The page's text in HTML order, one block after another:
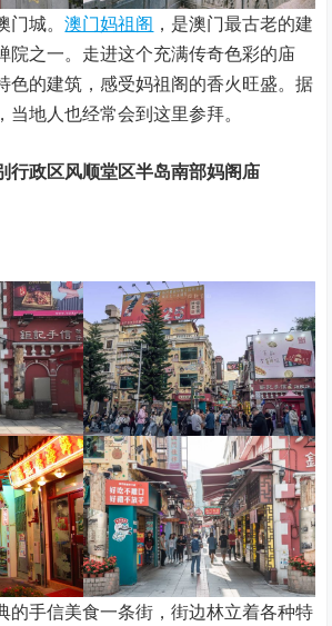
门城。澳门妈祖阁 ，是澳门最古老的建
院之一。走进这个充满传奇色彩的庙
色的建筑，感受妈祖阁的香火旺盛。据
地人也经常会到这里参拜。
行政区风顺堂区半岛南部妈阁庙
的手信美食一条街，街边林立着各种特